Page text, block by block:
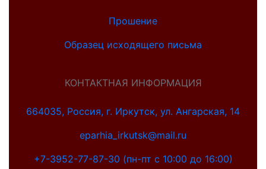
Прошение
Образец исходящего письма
КОНТАКТНАЯ ИНФОРМАЦИЯ
664035, Россия, г. Иркутск, ул. Ангарская, 14
eparhia_irkutsk@mail.ru
+7-3952-77-87-30 (пн-пт с 10:00 до 16:00)